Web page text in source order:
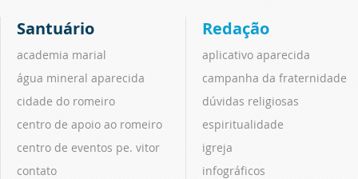
Santuário
academia marial
água mineral aparecida
cidade do romeiro
centro de apoio ao romeiro
centro de eventos pe. vitor
contato
Redação
aplicativo aparecida
campanha da fraternidade
dúvidas religiosas
espiritualidade
igreja
infográficos